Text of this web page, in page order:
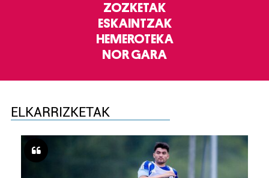
ZOZKETAK
ESKAINTZAK
HEMEROTEKA
NOR GARA
ELKARRIZKETAK